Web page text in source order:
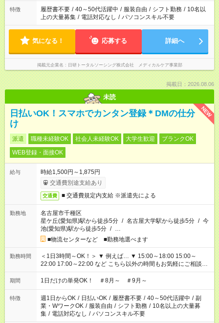
特徴 履歴書不要 / 40～50代活躍中 / 服装自由 / シフト勤務 / 10名以
上の大量募集 / 電話対応なし / パソコンスキル不要
気になる！ 応募する 詳細へ
掲載元企業名 日研トータルソーシング株式会社 メディカルケア事業部
掲載日：2026.08.06
未読
NEW
日払いOK！スマホでカンタン登録＊DMの仕分
け
派遣 職種未経験OK 社会人未経験OK 大学生歓迎
ブランクOK
WEB登録・面接OK
給与
時給1,500円～1,875円
交通費別途支給あり
交通費 ■ 交通費規定内支給 ※派遣先による
勤務地
名古屋市千種区
星ケ丘(愛知県)駅から徒歩5分 / 名古屋大学駅から徒歩5分 / 今
池(愛知県)駅から徒歩5分 / …
■物流センターなど ■勤務地選べます
勤務時間
＜1日3時間～OK！＞ ▼ 例えば… ▼ 15:00～18:00 15:00～
22:00 17:00～22:00 など こちら以外の時間もお気軽にご相談く
ださい！
期間 1日だけの単発OK！ ＃8月～ ＃9月～
特徴 週1日からOK / 日払いOK / 履歴書不要 / 40～50代活躍中 / 副
業・WワークOK / 服装自由 / シフト勤務 / 10名以上の大量募
集 / 電話対応なし / パソコンスキル不要